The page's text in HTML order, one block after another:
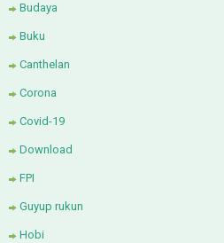
Budaya
Buku
Canthelan
Corona
Covid-19
Download
FPI
Guyup rukun
Hobi